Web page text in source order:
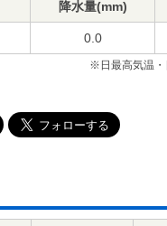
降水量(mm)
0.0
※日最高気温・